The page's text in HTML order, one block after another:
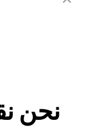
نحن